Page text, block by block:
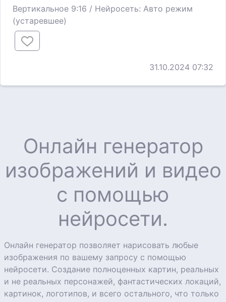
Вертикальное 9:16 / Нейросеть: Авто режим
(устаревшее)
31.10.2024 07:32
Онлайн генератор
изображений и видео
с помощью
нейросети.
Онлайн генератор позволяет нарисовать любые
изображения по вашему запросу с помощью
нейросети. Создание полноценных картин, реальных
и не реальных персонажей, фантастических локаций,
картинок, логотипов, и всего остального, что только